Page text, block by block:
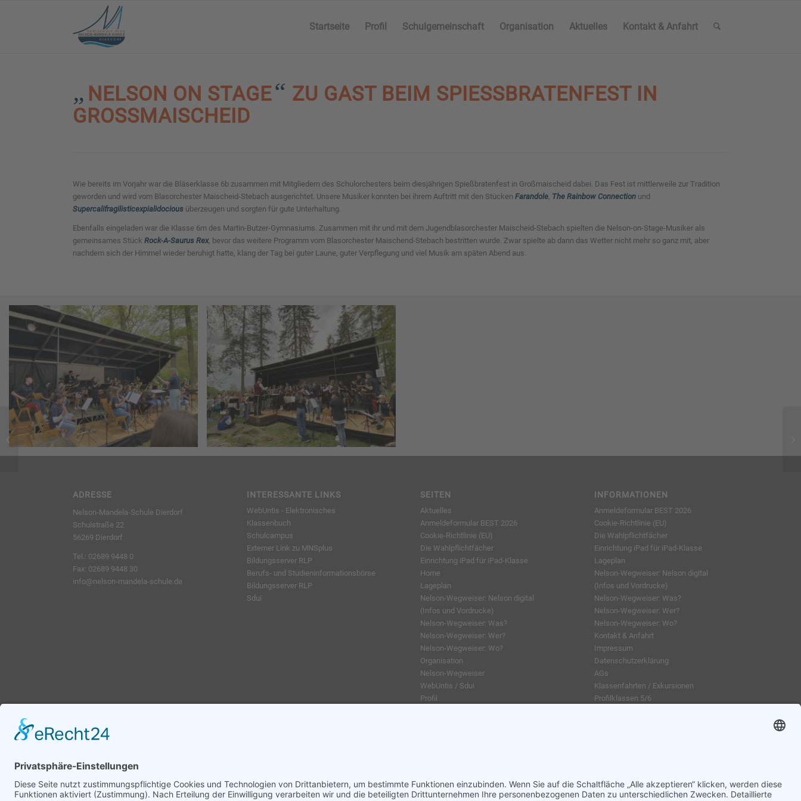
Startseite Profil Schulgemeinschaft Organisation Aktuelles Kontakt & Anfahrt
„ NELSON ON STAGE“ ZU GAST BEIM SPIESSBRATENFEST IN G
ROSSMAISCHEID
Wie bereits im Vorjahr war die Bläserklasse 6b zusammen mit Mitgliedern des Schulorchesters beim diesjährigen Spießbratenfest in Großmaischeid dabei. Das Fest ist mittlerweile zur Tradition
geworden und wird vom Blasorchester Maischeid-Stebach ausgerichtet. Unsere Musiker konnten bei ihrem Auftritt mit den Stücken Farandole, The Rainbow Connection und
Supercalifragilisticexpialidocious überzeugen und sorgten für gute Unterhaltung.
Ebenfalls eingeladen war die Klasse 6m des Martin-Butzer-Gymnasiums. Zusammen mit ihr und mit dem Jugendblasorchester Maischeid-Stebach spielten die Nelson-on-Stage-Musiker als
gemeinsames Stück Rock-A-Saurus Rex, bevor das weitere Programm vom Blasorchester Maischend-Stebach bestritten wurde. Zwar spielte ab dann das Wetter nicht mehr so ganz mit, aber
nachdem sich der Himmel wieder beruhigt hatte, klang der Tag bei guter Laune, guter Verpflegung und viel Musik am späten Abend aus.
ADRESSE
Nelson-Mandela-Schule Dierdorf
Schulstraße 22
56269 Dierdorf
Tel.: 02689 9448 0
Fax: 02689 9448 30
info@nelson-mandela-schule.de
INTERESSANTE LINKS
WebUntis - Elektronisches
Klassenbuch
Schulcampus
Externer Link zu MNSplus
Bildungsserver RLP
Berufs- und Studieninformationsbörse
Bildungsserver RLP
Sdui
SEITEN
Aktuelles
Anmeldeformular BEST 2026
Cookie-Richtlinie (EU)
Die Wahlpflichtfächer
Einrichtung iPad für iPad-Klasse
Home
Lageplan
Nelson-Wegweiser: Nelson digital
(Infos und Vordrucke)
Nelson-Wegweiser: Was?
Nelson-Wegweiser: Wer?
Nelson-Wegweiser: Wo?
Organisation
Nelson-Wegweiser
WebUntis / Sdui
Profil
Schulgemeinschaft
Chronik
INFORMATIONEN
Anmeldeformular BEST 2026
Cookie-Richtlinie (EU)
Die Wahlpflichtfächer
Einrichtung iPad für iPad-Klasse
Lageplan
Nelson-Wegweiser: Nelson digital
(Infos und Vordrucke)
Nelson-Wegweiser: Was?
Nelson-Wegweiser: Wer?
Nelson-Wegweiser: Wo?
Kontakt & Anfahrt
Impressum
Datenschutzerklärung
AGs
Klassenfahrten / Exkursionen
Profilklassen 5/6
Profil MINT (ab 7 Sek-I)
Profilklassen 7-10
WPF-Wahl Klassen 5
und 6